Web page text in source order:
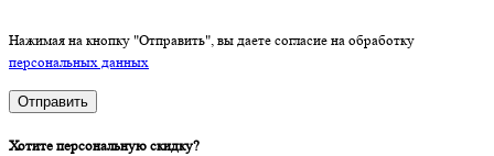
Нажимая на кнопку "Отправить", вы даете согласие на обработку
персональных данных
Отправить
Хотите персональную скидку?